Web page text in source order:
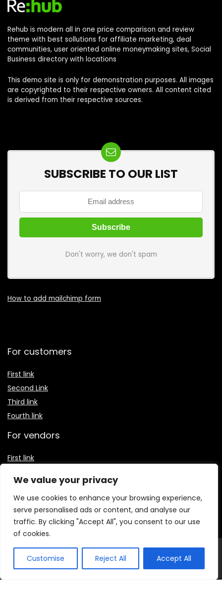
We value your privacy
We use cookies to enhance your browsing experience,
serve personalised ads or content, and analyse our
traffic. By clicking "Accept All", you consent to our use
of cookies.
Customise Reject All Accept All
Rehub is modern all in one price comparison and review
theme with best sollutions for affiliate marketing, deal
communities, user oriented online moneymaking sites, Social
Business directory with locations
This demo site is only for demonstration purposes. All images
are copyrighted to their respective owners. All content cited
is derived from their respective sources.
SUBSCRIBE TO OUR LIST
Don't worry, we don't spam
How to add mailchimp form
For customers
First link
Second Link
Third link
Fourth link
For vendors
First link
Third link
Fourth link
reservados.O conteúdo publicado neste site, incluindo textos,
imagens, vídeos e logotipos, é protegido por leis de direitos